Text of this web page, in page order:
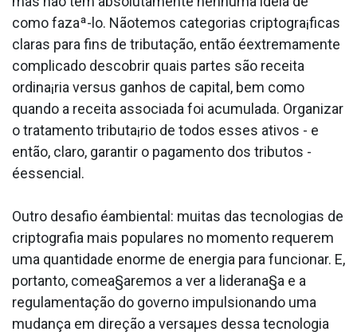
como fazaª-lo. Nãotemos categorias criptogra¡ficas
claras para fins de tributação, então éextremamente
complicado descobrir quais partes são receita
ordina¡ria versus ganhos de capital, bem como
quando a receita associada foi acumulada. Organizar
o tratamento tributa¡rio de todos esses ativos - e
então, claro, garantir o pagamento dos tributos -
éessencial.
Outro desafio éambiental: muitas das tecnologias de
criptografia mais populares no momento requerem
uma quantidade enorme de energia para funcionar. E,
portanto, comea§aremos a ver a liderana§a e a
regulamentação do governo impulsionando uma
mudança em direção a versaµes dessa tecnologia